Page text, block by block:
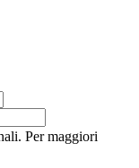
Per maggiori